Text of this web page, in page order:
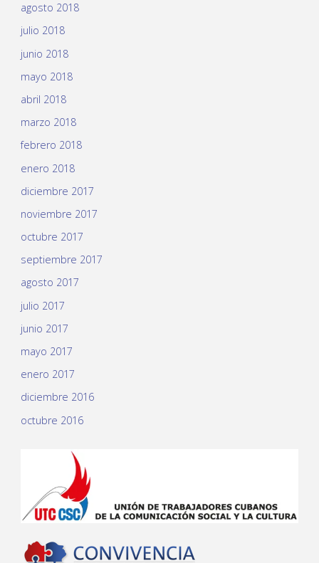
agosto 2018
julio 2018
junio 2018
mayo 2018
abril 2018
marzo 2018
febrero 2018
enero 2018
diciembre 2017
noviembre 2017
octubre 2017
septiembre 2017
agosto 2017
julio 2017
junio 2017
mayo 2017
enero 2017
diciembre 2016
octubre 2016